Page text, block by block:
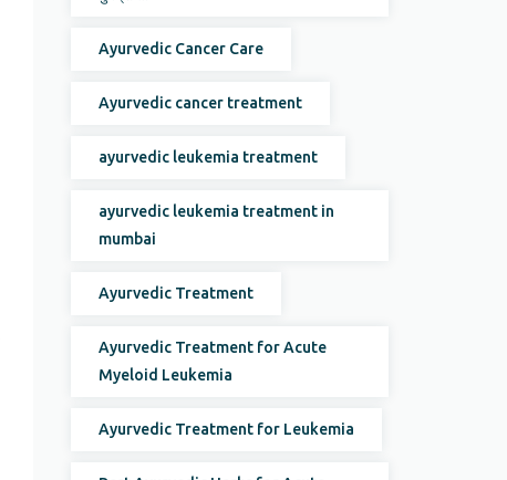
Ayurvedic Cancer Care
Ayurvedic cancer treatment
ayurvedic leukemia treatment
ayurvedic leukemia treatment in
mumbai
Ayurvedic Treatment
Ayurvedic Treatment for Acute
Myeloid Leukemia
Ayurvedic Treatment for Leukemia